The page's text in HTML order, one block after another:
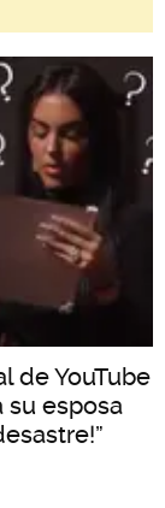
de YouTube
su esposa